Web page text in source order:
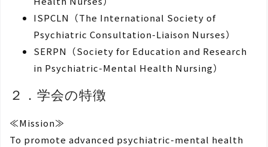
ISPCLN（The International Society of
Psychiatric Consultation-Liaison Nurses）
SERPN（Society for Education and Research
in Psychiatric-Mental Health Nursing）
２．学会の特徴
≪Mission≫
To promote advanced psychiatric-mental health